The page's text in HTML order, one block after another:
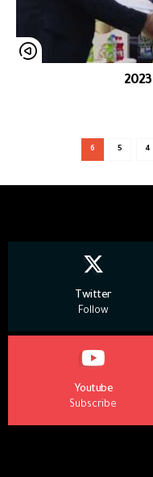
4
5
6
Twitter
Follow
Youtube
Subscribe